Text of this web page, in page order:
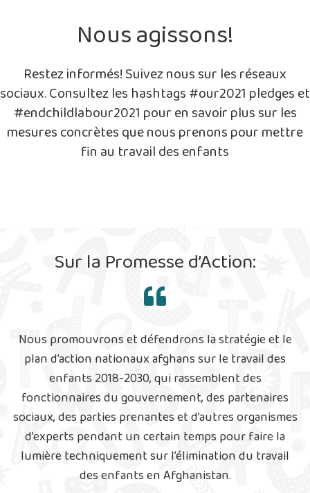
Nous agissons!
Restez informés! Suivez nous sur les réseaux
sociaux. Consultez les hashtags #our2021 pledges et
#endchildlabour2021 pour en savoir plus sur les
mesures concrètes que nous prenons pour mettre
fin au travail des enfants
Sur la Promesse d’Action:
Nous promouvrons et défendrons la stratégie et le
plan d’action nationaux afghans sur le travail des
enfants 2018-2030, qui rassemblent des
fonctionnaires du gouvernement, des partenaires
sociaux, des parties prenantes et d’autres organismes
d’experts pendant un certain temps pour faire la
lumière techniquement sur l’élimination du travail
des enfants en Afghanistan.